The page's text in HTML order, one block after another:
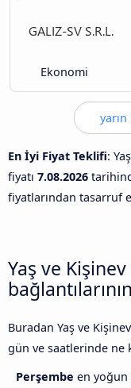
Ekonomi
En İyi Fiyat Teklifi:
fiyatı 7.08.2026
fiyatlarından tasarruf
Yaş ve
bağlantılarının
Buradan Yaş ve
gün ve saatlerinde ne
Perşembe en yoğun